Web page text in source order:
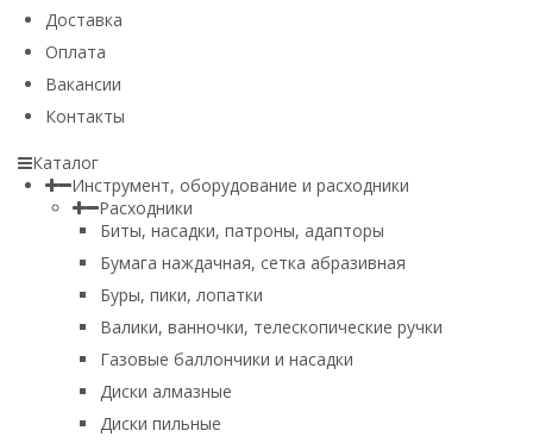
Доставка
Оплата
Вакансии
Контакты
Каталог
Инструмент, оборудование и расходники
Расходники
Биты, насадки, патроны, адапторы
Бумага наждачная, сетка абразивная
Буры, пики, лопатки
Валики, ванночки, телескопические ручки
Газовые баллончики и насадки
Диски алмазные
Диски пильные